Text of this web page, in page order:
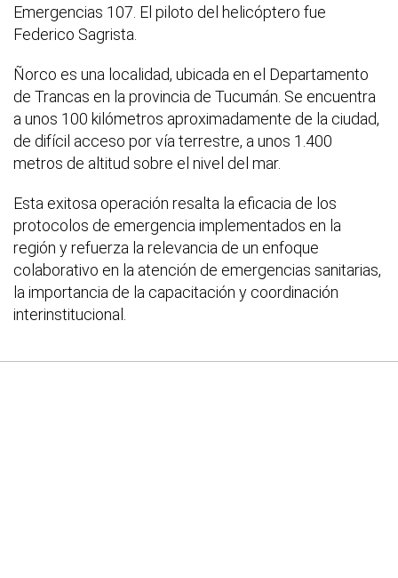
Emergencias 107. El piloto del helicóptero fue
Federico Sagrista.
Ñorco es una localidad, ubicada en el Departamento
de Trancas en la provincia de Tucumán. Se encuentra
a unos 100 kilómetros aproximadamente de la ciudad,
de difícil acceso por vía terrestre, a unos 1.400
metros de altitud sobre el nivel del mar.
Esta exitosa operación resalta la eficacia de los
protocolos de emergencia implementados en la
región y refuerza la relevancia de un enfoque
colaborativo en la atención de emergencias sanitarias,
la importancia de la capacitación y coordinación
interinstitucional.